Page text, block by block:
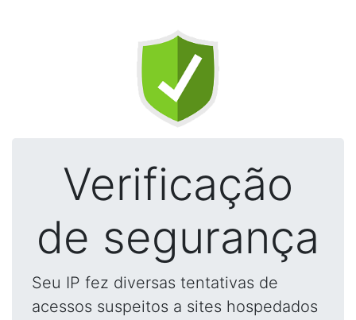
Verificação
de segurança
Seu IP fez diversas tentativas de
acessos suspeitos a sites hospedados